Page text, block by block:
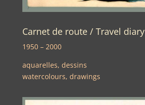
Carnet de route / Travel diary
1950 – 2000
aquarelles, dessins
watercolours, drawings